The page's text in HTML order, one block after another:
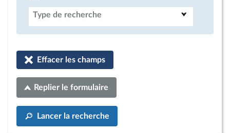
Type de recherche
Effacer les champs
Replier le formulaire
Lancer la recherche